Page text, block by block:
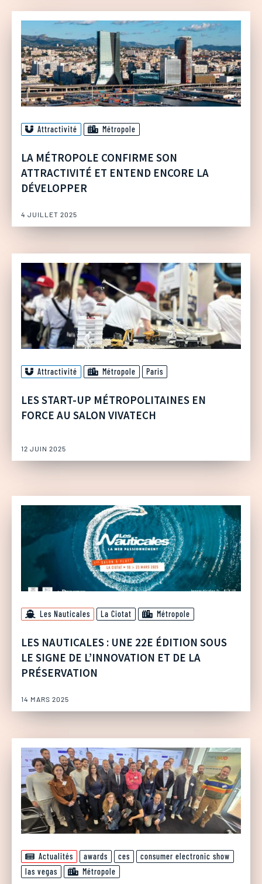
Attractivité Métropole
LA MÉTROPOLE CONFIRME SON
ATTRACTIVITÉ ET ENTEND ENCORE LA
DÉVELOPPER
4 JUILLET 2025
Attractivité Métropole Paris
LES START-UP MÉTROPOLITAINES EN
FORCE AU SALON VIVATECH
12 JUIN 2025
Les Nauticales La Ciotat Métropole
LES NAUTICALES : UNE 22E ÉDITION SOUS
LE SIGNE DE L’INNOVATION ET DE LA
PRÉSERVATION
14 MARS 2025
Actualités awards ces
consumer electronic show
las vegas
Métropole